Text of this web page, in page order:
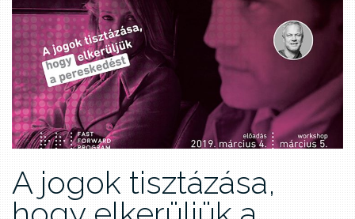
A jogok tisztázása,